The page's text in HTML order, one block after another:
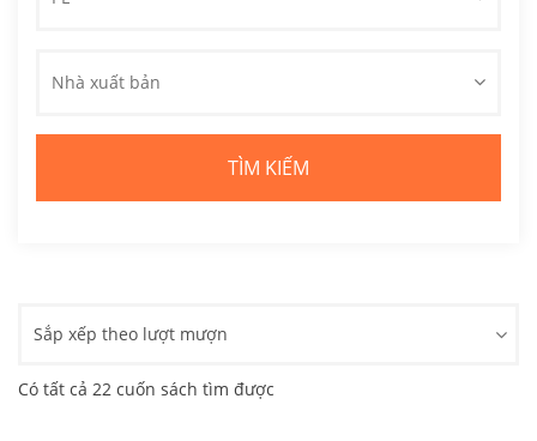
Nhà xuất bản
Sắp xếp theo lượt mượn
Có tất cả 22 cuốn sách tìm được